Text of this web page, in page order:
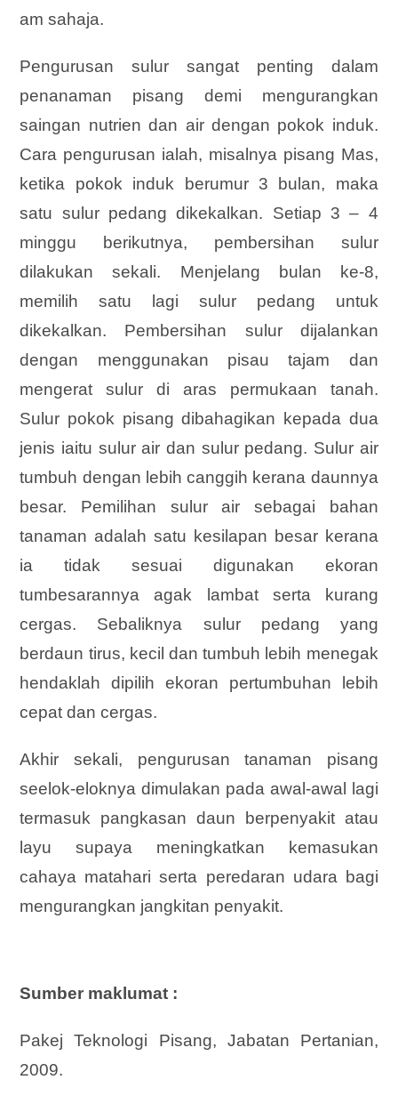
am sahaja.
Pengurusan sulur sangat penting dalam
penanaman pisang demi mengurangkan
saingan nutrien dan air dengan pokok induk.
Cara pengurusan ialah, misalnya pisang Mas,
ketika pokok induk berumur 3 bulan, maka
satu sulur pedang dikekalkan. Setiap 3 – 4
minggu berikutnya, pembersihan sulur
dilakukan sekali. Menjelang bulan ke-8,
memilih satu lagi sulur pedang untuk
dikekalkan. Pembersihan sulur dijalankan
dengan menggunakan pisau tajam dan
mengerat sulur di aras permukaan tanah.
Sulur pokok pisang dibahagikan kepada dua
jenis iaitu sulur air dan sulur pedang. Sulur air
tumbuh dengan lebih canggih kerana daunnya
besar. Pemilihan sulur air sebagai bahan
tanaman adalah satu kesilapan besar kerana
ia tidak sesuai digunakan ekoran
tumbesarannya agak lambat serta kurang
cergas. Sebaliknya sulur pedang yang
berdaun tirus, kecil dan tumbuh lebih menegak
hendaklah dipilih ekoran pertumbuhan lebih
cepat dan cergas.
Akhir sekali, pengurusan tanaman pisang
seelok-eloknya dimulakan pada awal-awal lagi
termasuk pangkasan daun berpenyakit atau
layu supaya meningkatkan kemasukan
cahaya matahari serta peredaran udara bagi
mengurangkan jangkitan penyakit.
Sumber maklumat :
Pakej Teknologi Pisang, Jabatan Pertanian,
2009.